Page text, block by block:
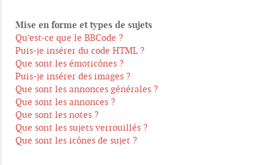
Mise en forme et types de sujets
Qu’est-ce que le BBCode ?
Puis-je insérer du code HTML ?
Que sont les émoticônes ?
Puis-je insérer des images ?
Que sont les annonces générales ?
Que sont les annonces ?
Que sont les notes ?
Que sont les sujets verrouillés ?
Que sont les icônes de sujet ?